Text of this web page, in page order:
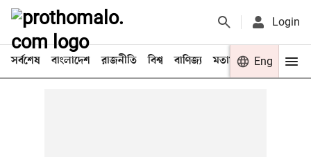
Login
সর্বশেষ বাংলাদেশ রাজনীতি বিশ্ব বাণিজ্য মতামত খেলা
Eng